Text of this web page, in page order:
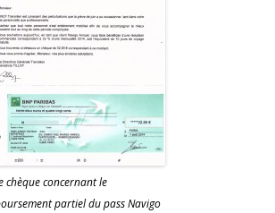
chèque concernant le
partiel du pass Navigo